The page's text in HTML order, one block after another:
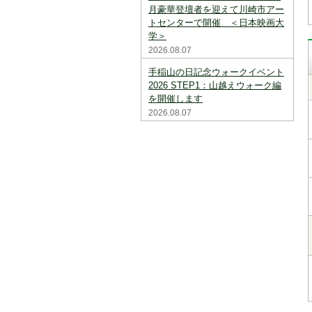
月豪華登壇者を迎えて川崎市アー
トセンターで開催 ＜日本映画大
学＞
2026.08.07
手稲山の日記念ウォークイベント
2026 STEP1：山越えウォーク編
を開催します
2026.08.07